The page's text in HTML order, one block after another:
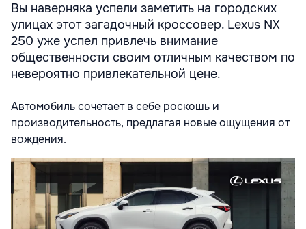
Вы наверняка успели заметить на городских
улицах этот загадочный кроссовер. Lexus NX
250 уже успел привлечь внимание
общественности своим отличным качеством по
невероятно привлекательной цене.
Автомобиль сочетает в себе роскошь и
производительность, предлагая новые ощущения от
вождения.